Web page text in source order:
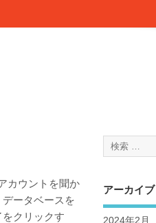
カウントを聞か
ータベースを
クリックす
アーカイブ
2024年2月